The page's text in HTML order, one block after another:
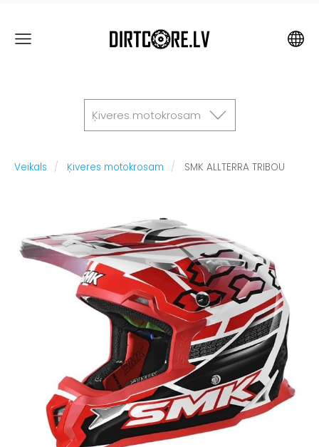
Ķiveres motokrosam
Veikals Ķiveres motokrosam SMK ALLTERRA TRIBOU